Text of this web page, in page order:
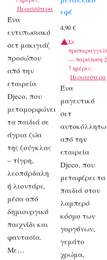
Περισσότερα
Ένα
εντυπωσιακό
σετ μακιγιάζ
προσώπου
από την
εταιρεία
Djeco, που
μεταμορφώνει
τα παιδιά σε
άγρια ζώα
της ζούγκλας
– τίγρη,
λεοπάρδαλη
ή λιοντάρι,
μέσα από
δημιουργικό
παιχνίδι και
φαντασία.
Με…
εφέ
4,90€
Σε
— παράδοση
7 ημέρες.
Περισσότερα
Ένα
μαγευτικό
σετ
από την
εταιρεία
Djeco, που
μεταφέρει τα
παιδιά στον
λαμπερό
κόσμο των
γοργόνων,
γεμάτο
χρώμα,